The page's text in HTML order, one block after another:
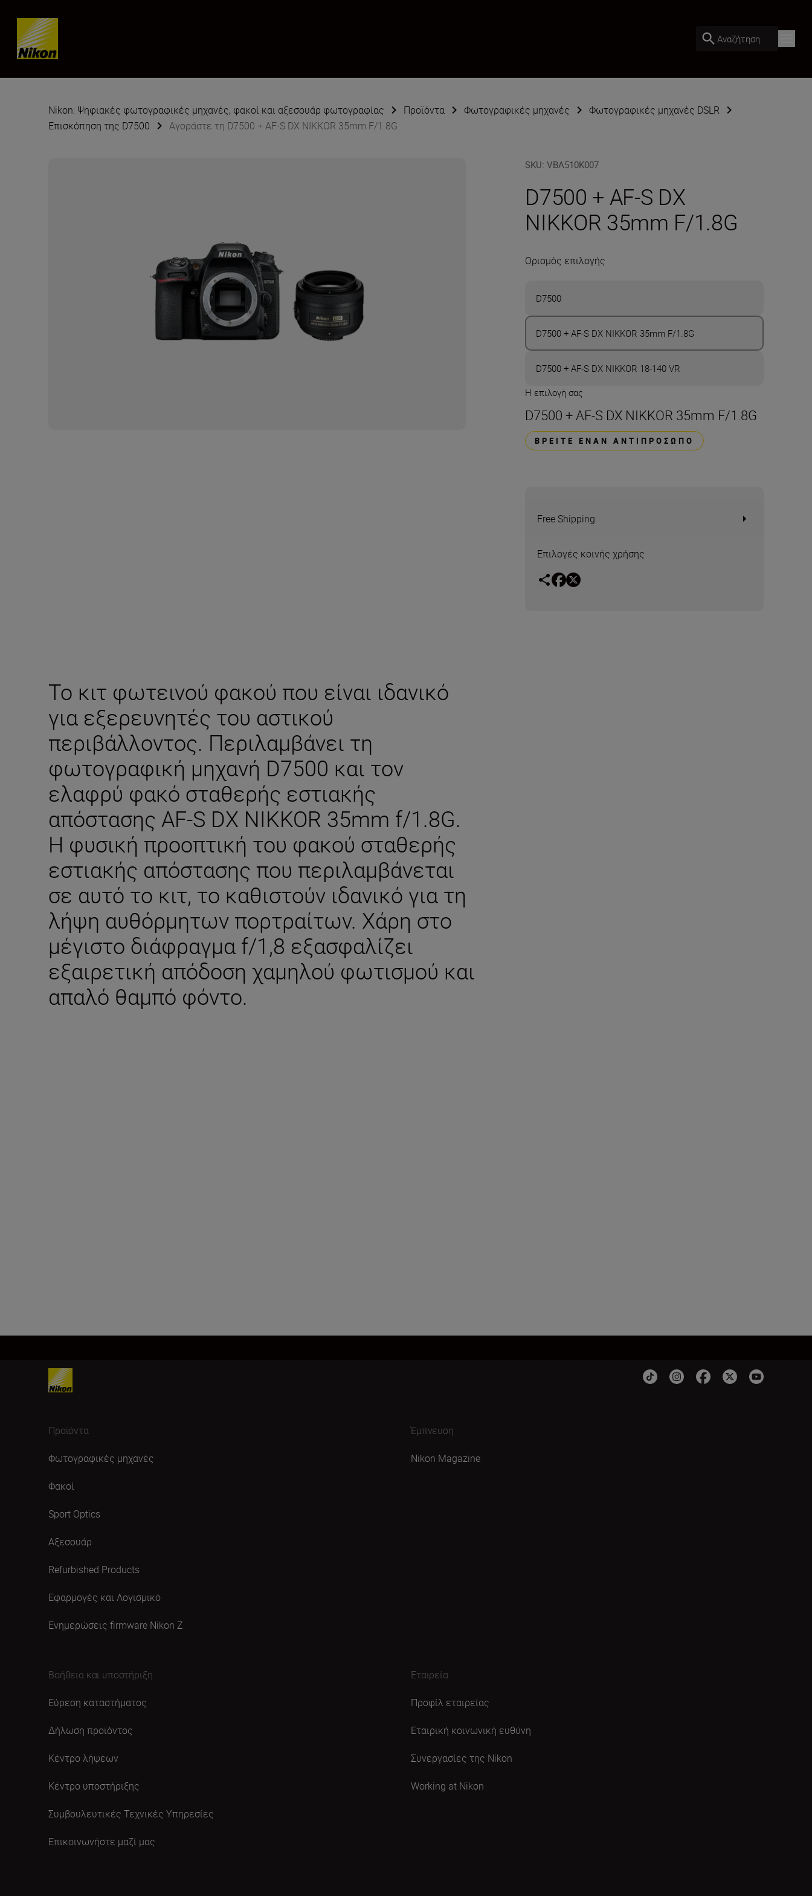
Skip content
Αναζήτηση
Nikon: Ψηφιακές φωτογραφικές μηχανές, φακοί και αξεσουάρ φωτογραφίας Προϊόντα Φωτογραφικές μηχανές
Φωτογραφικές μηχανές DSLR
Επισκόπηση της D7500
Αγοράστε τη D7500 + AF-S DX NIKKOR 35mm F/1.8G
SKU:VBA510K007
D7500 + AF-S DX
NIKKOR 35mm F/1.8G
Ορισμός επιλογής
D7500
D7500 + AF-S DX NIKKOR 35mm F/1.8G
D7500 + AF-S DX NIKKOR 18-140 VR
Η επιλογή σας
D7500 + AF-S DX NIKKOR 35mm F/1.8G
ΒΡΕΊΤΕ ΈΝΑΝ ΑΝΤΙΠΡΌΣΩΠΟ
Free Shipping
Επιλογές κοινής χρήσης
Το κιτ φωτεινού φακού που είναι ιδανικό
για εξερευνητές του αστικού
περιβάλλοντος. Περιλαμβάνει τη
φωτογραφική μηχανή D7500 και τον
ελαφρύ φακό σταθερής εστιακής
απόστασης AF-S DX NIKKOR 35mm f/1.8G.
Η φυσική προοπτική του φακού σταθερής
εστιακής απόστασης που περιλαμβάνεται
σε αυτό το κιτ, το καθιστούν ιδανικό για τη
λήψη αυθόρμητων πορτραίτων. Χάρη στο
μέγιστο διάφραγμα f/1,8 εξασφαλίζει
εξαιρετική απόδοση χαμηλού φωτισμού και
απαλό θαμπό φόντο.
Προϊόντα
Φωτογραφικές μηχανές
Φακοί
Sport Optics
Αξεσουάρ
Refurbished Products
Εφαρμογές και Λογισμικό
Ενημερώσεις firmware Nikon Ζ
Έμπνευση
Nikon Magazine
Βοήθεια και υποστήριξη
Εύρεση καταστήματος
Δήλωση προϊόντος
Κέντρο λήψεων
Κέντρο υποστήριξης
Συμβουλευτικές Τεχνικές Υπηρεσίες
Επικοινωνήστε μαζί μας
Εταιρεία
Προφίλ εταιρείας
Εταιρική κοινωνική ευθύνη
Συνεργασίες της Nikon
Working at Nikon